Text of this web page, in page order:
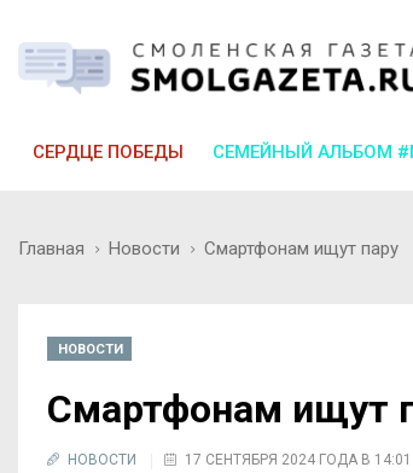
СЕРДЦЕ ПОБЕДЫ СЕМЕЙНЫЙ АЛЬБОМ
Главная Новости Смартфонам ищут пару
НОВОСТИ
Смартфонам ищут
НОВОСТИ 17 СЕНТЯБРЯ 2024 ГОДА В 14:01